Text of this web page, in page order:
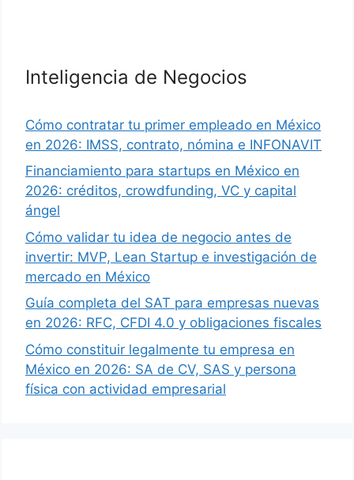
Inteligencia de Negocios
Cómo contratar tu primer empleado en México
en 2026: IMSS, contrato, nómina e INFONAVIT
Financiamiento para startups en México en
2026: créditos, crowdfunding, VC y capital
ángel
Cómo validar tu idea de negocio antes de
invertir: MVP, Lean Startup e investigación de
mercado en México
Guía completa del SAT para empresas nuevas
en 2026: RFC, CFDI 4.0 y obligaciones fiscales
Cómo constituir legalmente tu empresa en
México en 2026: SA de CV, SAS y persona
física con actividad empresarial